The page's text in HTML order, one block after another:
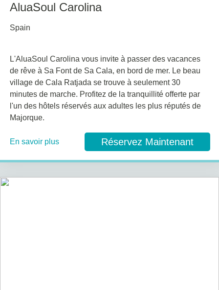
AluaSoul Carolina
Spain
L'AluaSoul Carolina vous invite à passer des vacances
de rêve à Sa Font de Sa Cala, en bord de mer. Le beau
village de Cala Ratjada se trouve à seulement 30
minutes de marche. Profitez de la tranquillité offerte par
l'un des hôtels réservés aux adultes les plus réputés de
Majorque.
En savoir plus Réservez Maintenant